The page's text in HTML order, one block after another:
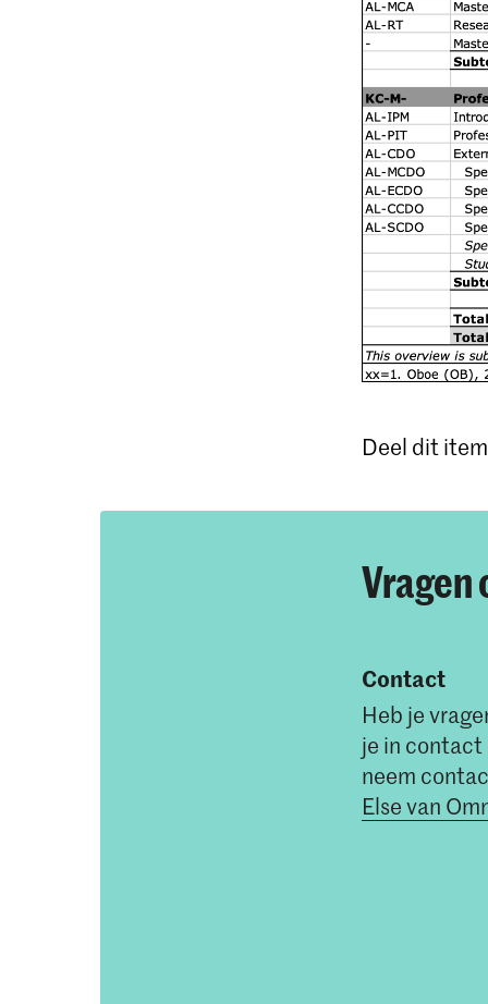
Deel dit item
Vragen
Contact
Heb je
je in contact
neem
Else van